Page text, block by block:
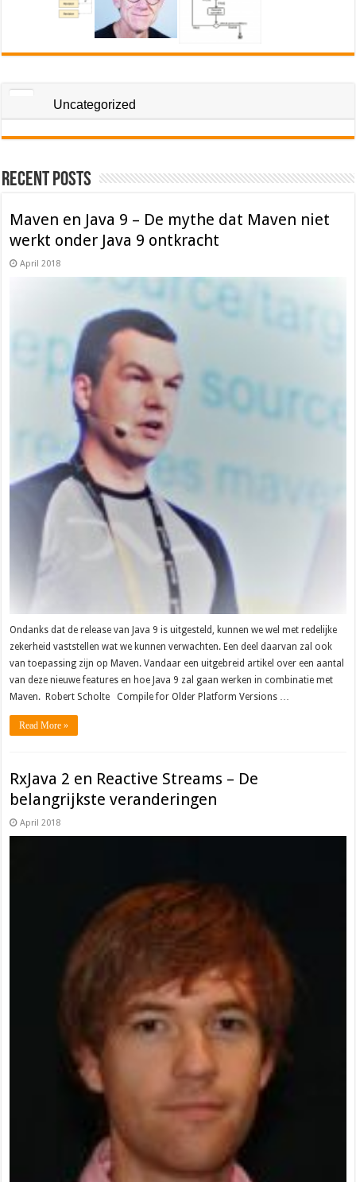
Uncategorized
Recent Posts
Maven en Java 9 – De mythe dat Maven niet
werkt onder Java 9 ontkracht
April 2018
Ondanks dat de release van Java 9 is uitgesteld, kunnen we wel met redelijke
zekerheid vaststellen wat we kunnen verwachten. Een deel daarvan zal ook
van toepassing zijn op Maven. Vandaar een uitgebreid artikel over een aantal
van deze nieuwe features en hoe Java 9 zal gaan werken in combinatie met
Maven. Robert Scholte Compile for Older Platform Versions …
Read More »
RxJava 2 en Reactive Streams – De
belangrijkste veranderingen
April 2018